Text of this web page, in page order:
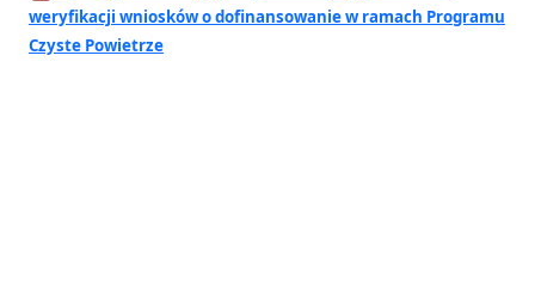
weryfikacji wniosków o dofinansowanie w ramach Programu
Czyste Powietrze